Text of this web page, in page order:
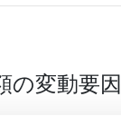
の変動要因